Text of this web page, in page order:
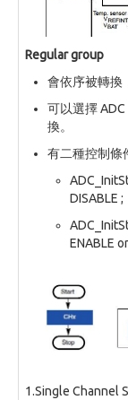
Regular group
會依序被轉換
可以選擇
換。
有二種控制條
DISABLE ;
ENABLE
1.Single Channel